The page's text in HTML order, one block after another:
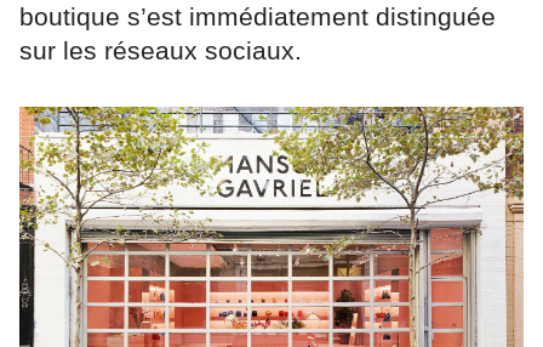
boutique s’est immédiatement distinguée
sur les réseaux sociaux.